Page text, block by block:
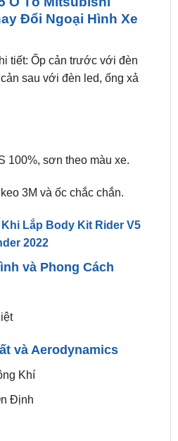
Đổi Ngoại Hình Xe
tiết: Ốp cản trước với đèn
sau với đèn led, ống xả
100%, sơn theo màu xe.
3M và ốc chắc chắn.
Lắp Body Kit Rider V5
2022
và Phong Cách
và Aerodynamics
Khí
Định